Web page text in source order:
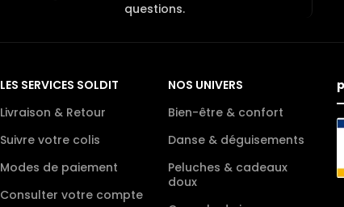
questions.
LES SERVICES SOLDIT
Livraison & Retour
Suivre votre colis
Modes de paiement
Consulter votre compte
NOS UNIVERS
Bien-être & confort
Danse & déguisements
Peluches & cadeaux
doux